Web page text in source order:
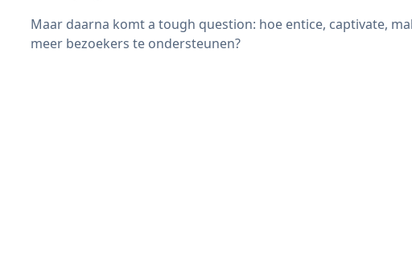
Maar daarna komt a tough question: hoe entice, captivate,
meer bezoekers te ondersteunen?